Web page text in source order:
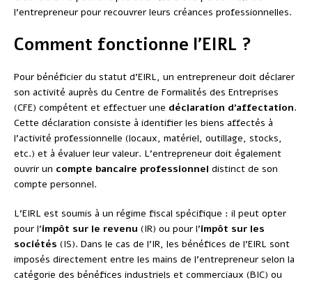
l’entrepreneur pour recouvrer leurs créances professionnelles.
Comment fonctionne l’EIRL ?
Pour bénéficier du statut d’EIRL, un entrepreneur doit déclarer
son activité auprès du Centre de Formalités des Entreprises
(CFE) compétent et effectuer une déclaration d’affectation.
Cette déclaration consiste à identifier les biens affectés à
l’activité professionnelle (locaux, matériel, outillage, stocks,
etc.) et à évaluer leur valeur. L’entrepreneur doit également
ouvrir un compte bancaire professionnel distinct de son
compte personnel.
L’EIRL est soumis à un régime fiscal spécifique : il peut opter
pour l’impôt sur le revenu (IR) ou pour l’impôt sur les
sociétés (IS). Dans le cas de l’IR, les bénéfices de l’EIRL sont
imposés directement entre les mains de l’entrepreneur selon la
catégorie des bénéfices industriels et commerciaux (BIC) ou